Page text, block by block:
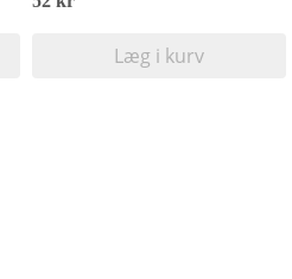
Læg i kurv